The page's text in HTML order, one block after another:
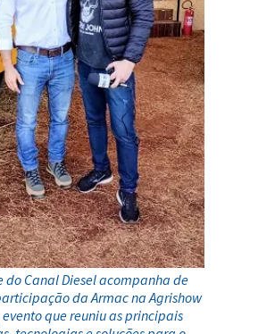
do Canal Dieselacompanha de
daArmacnaAgrishow
evento que reuniu as principais